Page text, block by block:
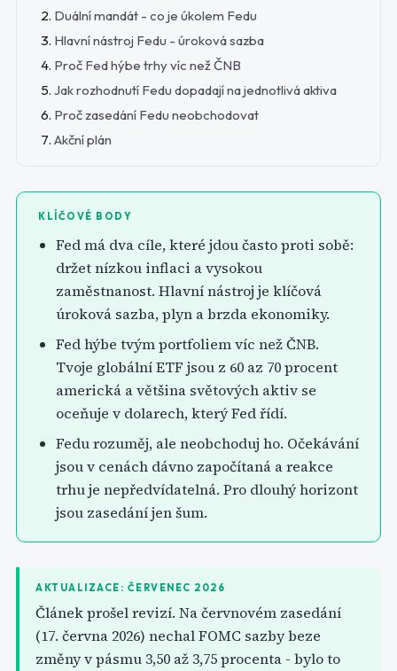
Duální mandát - co je úkolem Fedu
Hlavní nástroj Fedu - úroková sazba
Proč Fed hýbe trhy víc než ČNB
Jak rozhodnutí Fedu dopadají na jednotlivá aktiva
Proč zasedání Fedu neobchodovat
Akční plán
KLÍČOVÉ BODY
Fed má dva cíle, které jdou často proti sobě:
držet nízkou inflaci a vysokou
zaměstnanost. Hlavní nástroj je klíčová
úroková sazba, plyn a brzda ekonomiky.
Fed hýbe tvým portfoliem víc než ČNB.
Tvoje globální ETF jsou z 60 az 70 procent
americká a většina světových aktiv se
oceňuje v dolarech, který Fed řídí.
Fedu rozuměj, ale neobchoduj ho. Očekávání
jsou v cenách dávno započítaná a reakce
trhu je nepředvídatelná. Pro dlouhý horizont
jsou zasedání jen šum.
AKTUALIZACE: ČERVENEC 2026
Článek prošel revizí. Na červnovém zasedání
(17. června 2026) nechal FOMC sazby beze
změny v pásmu 3,50 až 3,75 procenta - bylo to